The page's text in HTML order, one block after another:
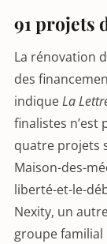
91 projets
La rénovation
des
indiqueLa
finalistes n’est
quatre projets
Maison-des-
liberté-et-le-
Nexity, un
groupe familial